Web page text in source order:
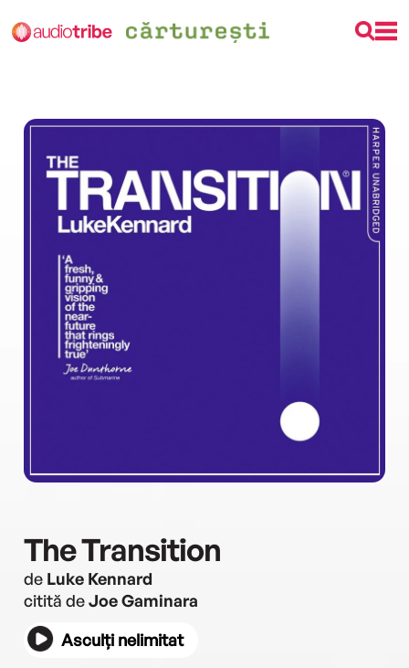
The Transition
de Luke Kennard
citită deJoe Gaminara
Asculți nelimitat